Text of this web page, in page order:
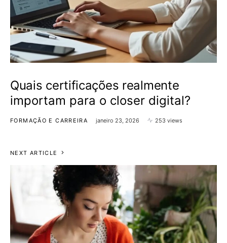
Quais certificações realmente
importam para o closer digital?
FORMAÇÃO E CARREIRA janeiro 23, 2026 253 views
NEXT ARTICLE